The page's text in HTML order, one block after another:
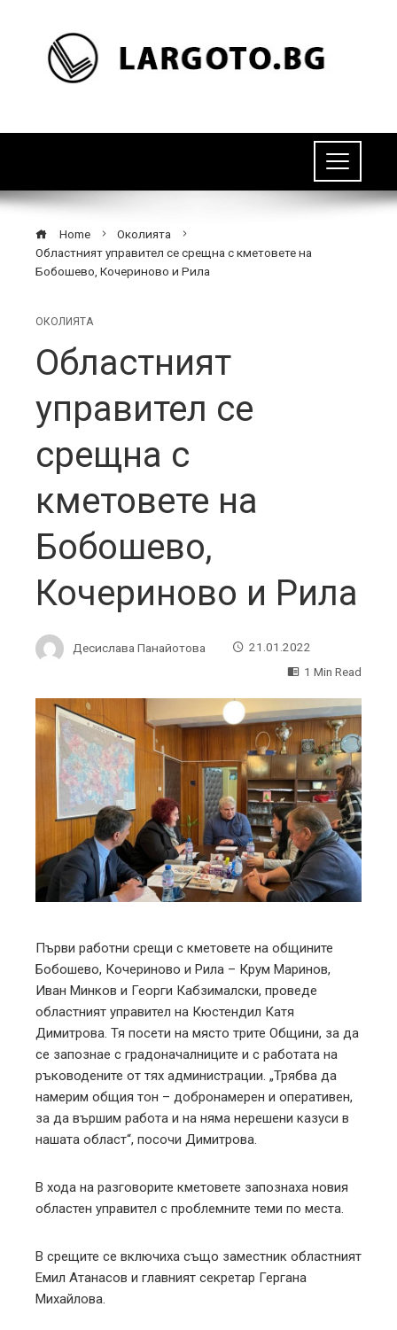
Home
Околията
Областният управител се срещна с кметовете на
Бобошево, Кочериново и Рила
ОКОЛИЯТА
Областният
управител се
срещна с
кметовете на
Бобошево,
Кочериново и Рила
Десислава Панайотова
21.01.2022
1 Min Read
Първи работни срещи с кметовете на общините
Бобошево, Кочериново и Рила – Крум Маринов,
Иван Минков и Георги Кабзималски, проведе
областният управител на Кюстендил Катя
Димитрова. Тя посети на място трите Общини, за да
се запознае с градоначалниците и с работата на
ръководените от тях администрации. „Трябва да
намерим общия тон – добронамерен и оперативен,
за да вършим работа и на няма нерешени казуси в
нашата област“, посочи Димитрова.
В хода на разговорите кметовете запознаха новия
областен управител с проблемните теми по места.
В срещите се включиха също заместник областният
Емил Атанасов и главният секретар Гергана
Михайлова.